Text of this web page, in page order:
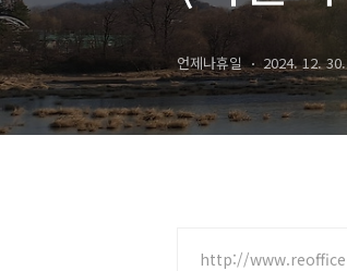
언제나휴일 2024. 12.
http://